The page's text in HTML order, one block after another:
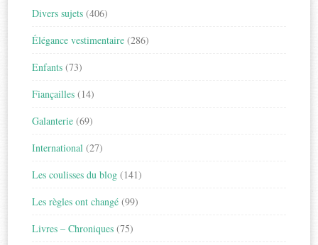
Divers sujets (406)
Élégance vestimentaire (286)
Enfants (73)
Fiançailles (14)
Galanterie (69)
International (27)
Les coulisses du blog (141)
Les règles ont changé (99)
Livres – Chroniques (75)